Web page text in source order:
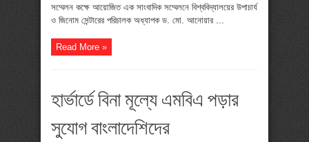
সম্মেলন কক্ষে আয়োজিত এক সাংবাদিক সম্মেলনে বিশ্ববিদ্যালয়ের উপাচার্য
ও জিনোম সেন্টারের পরিচালক অধ্যাপক ড. মো. আনোয়ার ...
Read More »
হার্ভার্ডে বিনা মূল্যে এমবিএ পড়ার
সুযোগ বাংলাদেশিদের